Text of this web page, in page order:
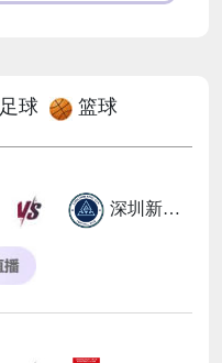
足球 篮球
深圳新鹏城